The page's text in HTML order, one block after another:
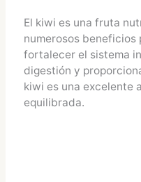
El kiwi es una fruta
numerosos beneficios
fortalecer el sistema
digestión y
kiwi es una excelente
equilibrada.